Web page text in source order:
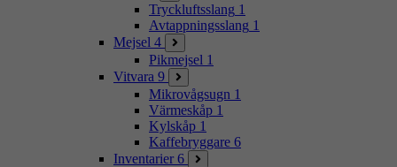
Tryckluftsslang 1
Avtappningsslang 1
Mejsel 4
Pikmejsel 1
Vitvara 9
Mikrovågsugn 1
Värmeskåp 1
Kylskåp 1
Kaffebryggare 6
Inventarier 6